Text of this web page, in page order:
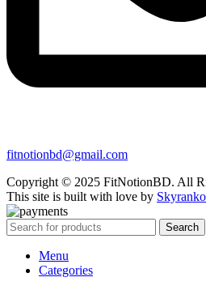
fitnotionbd@gmail.com
Copyright © 2025 FitNotionBD. All
This site is built with love by
Search
Menu
Categories